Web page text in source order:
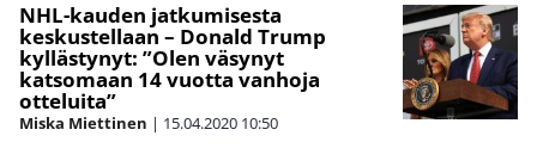
NHL-kauden jatkumisesta
keskustellaan – Donald Trump
kyllästynyt: ”Olen väsynyt
katsomaan 14 vuotta vanhoja
otteluita”
Miska Miettinen | 15.04.2020 10:50